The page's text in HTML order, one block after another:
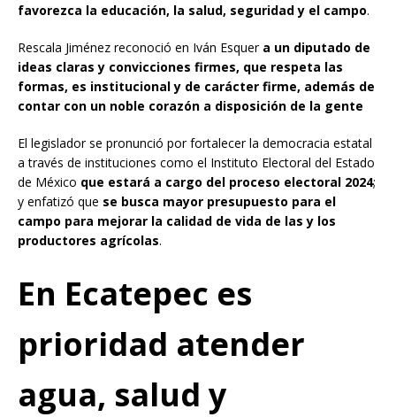
favorezca la educación, la salud, seguridad y el campo.
Rescala Jiménez reconoció en Iván Esquer a un diputado de
ideas claras y convicciones firmes, que respeta las
formas, es institucional y de carácter firme, además de
contar con un noble corazón a disposición de la gente
El legislador se pronunció por fortalecer la democracia estatal
a través de instituciones como el Instituto Electoral del Estado
de México que estará a cargo del proceso electoral 2024;
y enfatizó que se busca mayor presupuesto para el
campo para mejorar la calidad de vida de las y los
productores agrícolas.
En Ecatepec es
prioridad atender
agua, salud y